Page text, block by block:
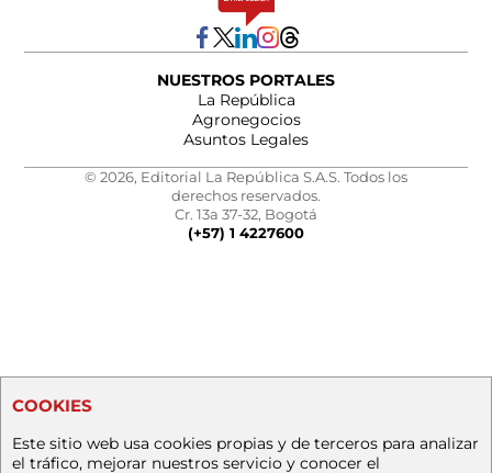
NUESTROS PORTALES
La República
Agronegocios
Asuntos Legales
© 2026, Editorial La República S.A.S. Todos los
derechos reservados.
Cr. 13a 37-32, Bogotá
(+57) 1 4227600
COOKIES
Este sitio web usa cookies propias y de terceros para analizar
el tráfico, mejorar nuestros servicio y conocer el